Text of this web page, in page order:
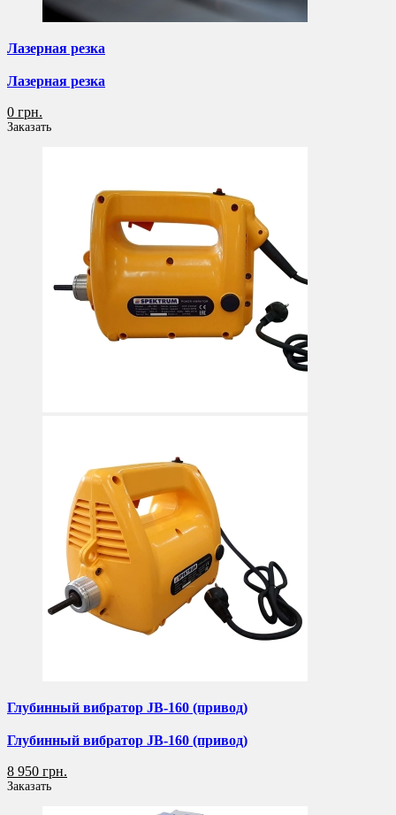
Лазерная резка
Лазерная резка
0 грн.
Заказать
Глубинный вибратор JB-160 (привод)
Глубинный вибратор JB-160 (привод)
8 950 грн.
Заказать